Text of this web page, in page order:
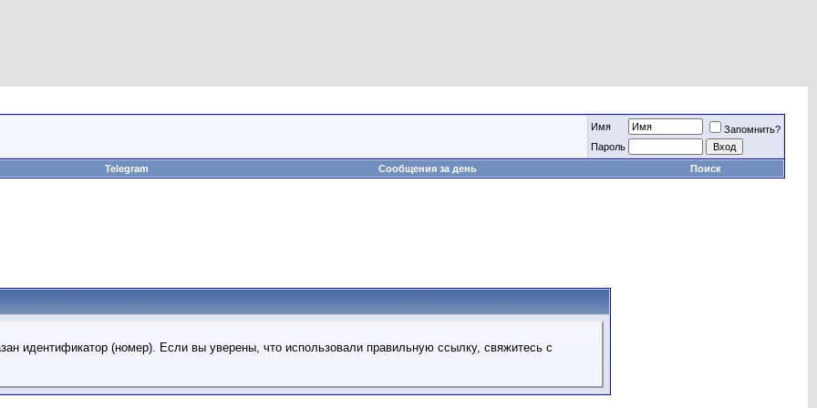
Имя
Запомнить?
Пароль
Telegram
Сообщения за день Поиск
идентификатор (номер). Если вы уверены, что использовали правильную ссылку, свяжитесь с